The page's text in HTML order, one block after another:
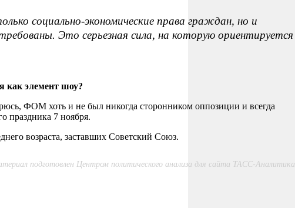
социально-экономические права граждан, но и
Это серьезная сила, на которую ориентируется
как элемент шоу?
ФОМ хоть и не был никогда сторонником оппозиции и всегда
праздника 7 ноября.
возраста, заставших Советский Союз.
подготовлен Центром политического анализа для сайта ТАСС-Аналитика